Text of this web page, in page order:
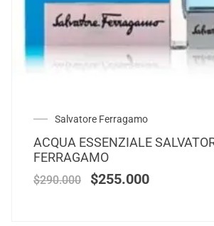
Salvatore Ferragamo
ACQUA ESSENZIALE
FERRAGAMO
$290.000 $255.000